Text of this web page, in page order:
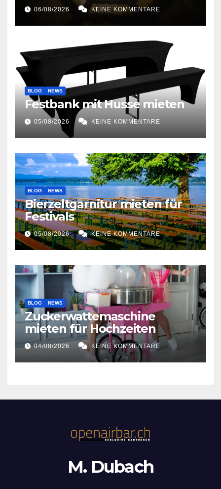
06/08/2026 KEINE KOMMENTARE
BLOG NEWS
Festbank mit Husse mieten
05/08/2026 KEINE KOMMENTARE
BLOG NEWS
Bierzeltgarnitur mieten für
Festivals
05/08/2026 KEINE KOMMENTARE
BLOG NEWS
Zuckerwattemaschine
mieten für Hochzeiten
04/08/2026 KEINE KOMMENTARE
M. Dubach